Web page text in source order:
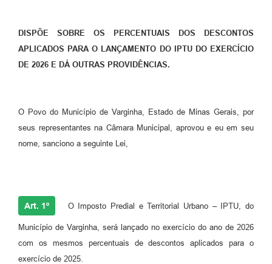
DISPÕE SOBRE OS PERCENTUAIS DOS DESCONTOS
APLICADOS PARA O LANÇAMENTO DO IPTU DO EXERCÍCIO
DE 2026 E DÁ OUTRAS PROVIDÊNCIAS.
O Povo do Município de Varginha, Estado de Minas Gerais, por
seus representantes na Câmara Municipal, aprovou e eu em seu
nome, sanciono a seguinte Lei,
Art. 1º O Imposto Predial e Territorial Urbano – IPTU, do
Município de Varginha, será lançado no exercício do ano de 2026
com os mesmos percentuais de descontos aplicados para o
exercício de 2025.